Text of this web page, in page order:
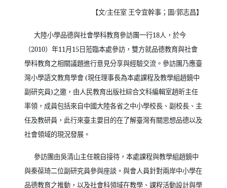
【文/主任室 王令宜幹事；圖/郭志昌】
大陸小學品德與社會學科教育參訪團一行18人，於今
（2010）年11月15日蒞臨本處參訪，雙方就品德教育與社會
學科教育之相關議題進行意見分享與經驗交流。參訪團乃應臺
灣小學語文教育學會(現任理事長為本處課程及教學組趙鏡中
副研究員)之邀，由人民教育出版社綜合文科編輯室趙昕主任
率領，成員包括來自中國大陸各省之中小學校長、副校長、主
任及教研員，此行來臺主要目的在了解臺灣有關思想品德以及
社會領域的現況發展。
參訪團由吳清山主任親自接待，本處課程與教學組趙鏡中
與秦葆琦二位副研究員參與座談。與會人員針對兩岸中小學在
品德教育之推動，以及社會科領域在教學、課程活動設計與學